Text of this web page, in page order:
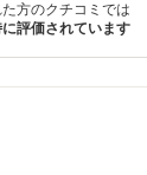
方のクチコミでは
に評価されています